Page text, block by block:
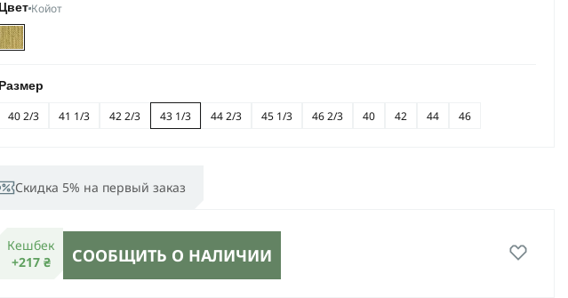
Цвет Койот
Размер
40 2/3 41 1/3 42 2/3 43 1/3 44 2/3 45 1/3 46 2/3 40 42 44 46
Скидка 5% на первый заказ
Кешбек
+217 ₴
СООБЩИТЬ О НАЛИЧИИ